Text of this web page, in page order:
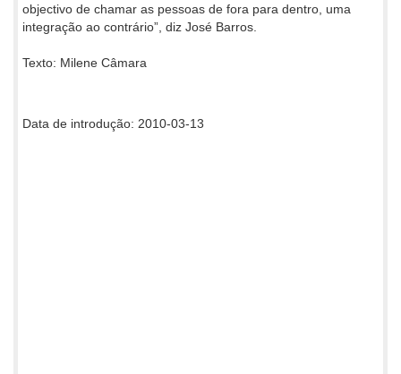
objectivo de chamar as pessoas de fora para dentro, uma
integração ao contrário”, diz José Barros.
Texto: Milene Câmara
Data de introdução: 2010-03-13